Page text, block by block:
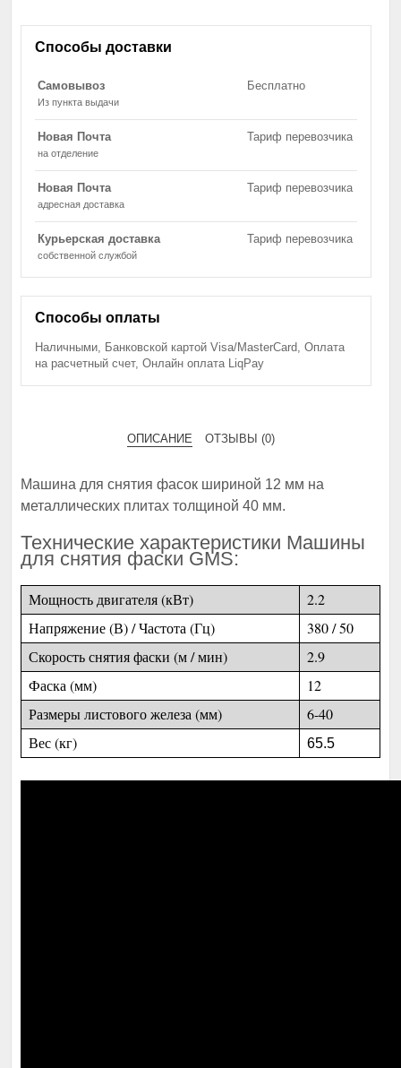
Способы доставки
Самовывоз
Из пункта выдачи
Бесплатно
Новая Почта
на отделение
Тариф перевозчика
Новая Почта
адресная доставка
Тариф перевозчика
Курьерская доставка
собственной службой
Тариф перевозчика
Способы оплаты
Наличными, Банковской картой Visa/MasterCard, Оплата
на расчетный счет, Онлайн оплата LiqPay
ОПИСАНИЕ ОТЗЫВЫ (0)
Машина для снятия фасок шириной 12 мм на
металлических плитах толщиной 40 мм.
Технические характеристики Машины
для снятия фаски GMS:
Мощность двигателя (кВт)
2.2
Напряжение (В) / Частота (Гц)
380 / 50
Скорость снятия фаски (м / мин)
2.9
Фаска (мм)
12
Размеры листового железа (мм)
6-40
Вес (кг)
65.5